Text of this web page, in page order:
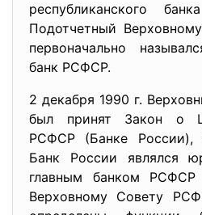
республиканского
Подотчетный
первоначально
банк РСФСР.
2 декабря 1990 г.
был принят Закон о
РСФСР (Банке России),
Банк России являлся
главным банком
Верховному Совету